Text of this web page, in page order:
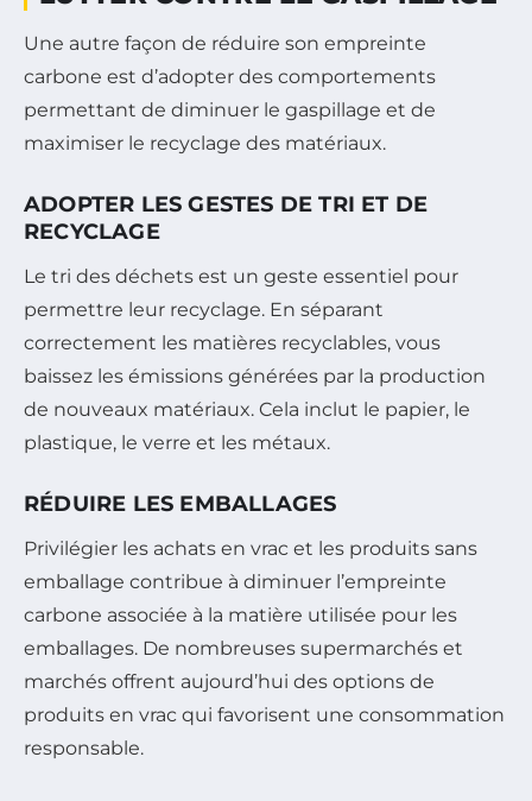
Une autre façon de réduire son empreinte
carbone est d’adopter des comportements
permettant de diminuer le gaspillage et de
maximiser le recyclage des matériaux.
ADOPTER LES GESTES DE TRI ET DE
RECYCLAGE
Le tri des déchets est un geste essentiel pour
permettre leur recyclage. En séparant
correctement les matières recyclables, vous
baissez les émissions générées par la production
de nouveaux matériaux. Cela inclut le papier, le
plastique, le verre et les métaux.
RÉDUIRE LES EMBALLAGES
Privilégier les achats en vrac et les produits sans
emballage contribue à diminuer l’empreinte
carbone associée à la matière utilisée pour les
emballages. De nombreuses supermarchés et
marchés offrent aujourd’hui des options de
produits en vrac qui favorisent une consommation
responsable.